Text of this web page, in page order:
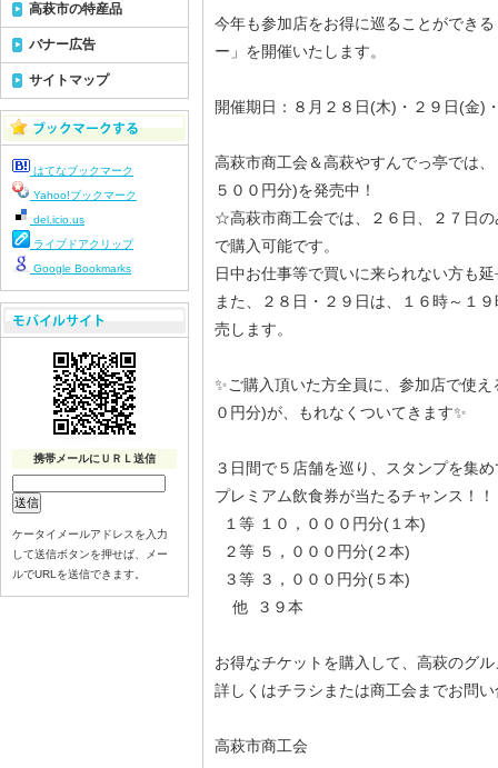
今年も参加店をお得に巡ることができ
ー」を開催いたします。
開催期日：８月２８日(木)・２９日(金)
高萩市商工会＆高萩やすんでっ亭では
５００円分)を発売中！
☆高萩市商工会では、２６日、２７日
で購入可能です。
日中お仕事等で買いに来られない方も
また、２８日・２９日は、１６時～１
売します。
✨ご購入頂いた方全員に、参加店で使
０円分)が、もれなくついてきます✨
３日間で５店舗を巡り、スタンプを集
プレミアム飲食券が当たるチャンス！！
１等 １０，０００円分(１本)
２等 ５，０００円分(２本)
３等 ３，０００円分(５本)
他 ３９本
お得なチケットを購入して、高萩のグ
詳しくはチラシまたは商工会までお問
高萩市商工会
高萩市の特産品
バナー広告
サイトマップ
はてなブックマーク
Yahoo!ブックマーク
del.icio.us
ライブドアクリップ
Google Bookmarks
携帯メールにＵＲＬ送信
ケータイメールアドレスを入力
して送信ボタンを押せば、メー
ルでURLを送信できます。